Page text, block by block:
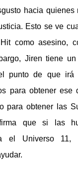
hacia quienes
Esto se ve
como asesino,
Jiren tiene
punto de que
para obtener ese
para obtener las
que si las
el Universo 11,